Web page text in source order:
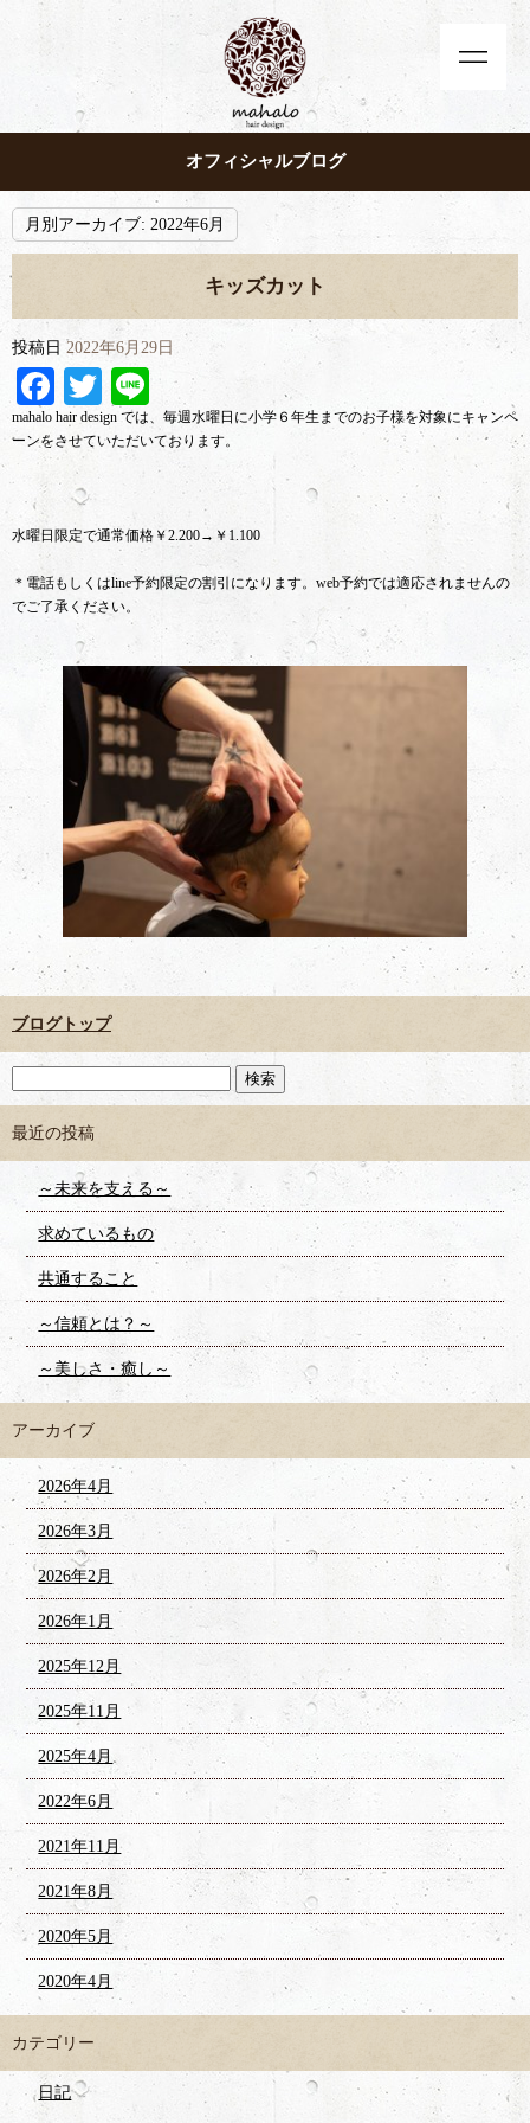
オフィシャルブログ
月別アーカイブ: 2022年6月
キッズカット
投稿日 2022年6月29日
Facebook
Twitter
Line
mahalo hair design では、毎週水曜日に小学６年生までのお子様を対象にキャンペ
ーンをさせていただいております。
水曜日限定で通常価格￥2.200→￥1.100
＊電話もしくはline予約限定の割引になります。web予約では適応されませんの
でご了承ください。
ブログトップ
最近の投稿
～未来を支える～
求めているもの
共通すること
～信頼とは？～
～美しさ・癒し～
アーカイブ
2026年4月
2026年3月
2026年2月
2026年1月
2025年12月
2025年11月
2025年4月
2022年6月
2021年11月
2021年8月
2020年5月
2020年4月
カテゴリー
日記